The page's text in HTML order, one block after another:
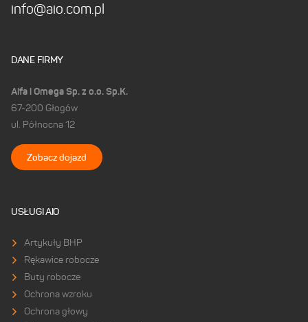
info@aio.com.pl
DANE FIRMY
Alfa i Omega Sp. z o.o. Sp.K.
67-200 Głogów
ul. Północna 12
Zobacz dojazd
USŁUGI AIO
Artykuły BHP
Rękawice robocze
Buty robocze
Ochrona wzroku
Ochrona głowy